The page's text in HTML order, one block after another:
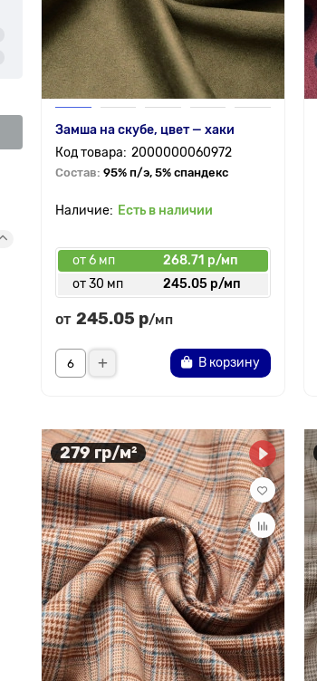
Замша на скубе, цвет — хаки
2000000060972
Состав: 95% п/э, 5% спандекс
Есть в наличии
от 6 мп
268.71 р/мп
от 30 мп
245.05 р/мп
от 245.05 р/мп
В корзину
279 гр/м²